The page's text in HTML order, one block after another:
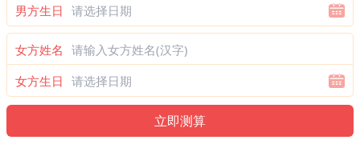
男方生日
女方姓名
女方生日